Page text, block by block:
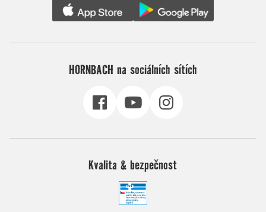
HORNBACH na sociálních sítích
Kvalita & bezpečnost